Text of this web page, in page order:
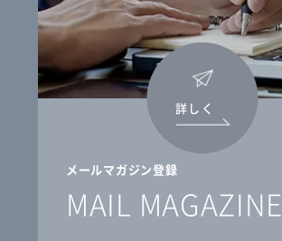
メールマガジン登録
MAIL MAGAZINE
詳しく